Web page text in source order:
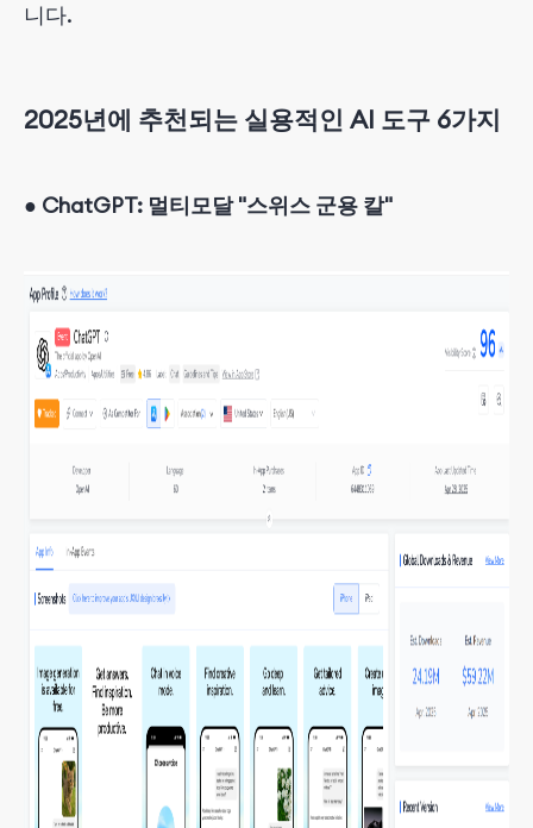
니다.
2025년에 추천되는 실용적인 AI 도구 6가지
● ChatGPT: 멀티모달 "스위스 군용 칼"